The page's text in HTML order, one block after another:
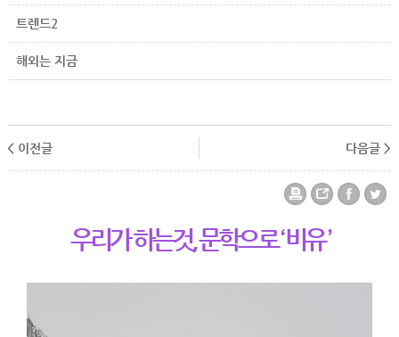
트렌드2
해외는 지금
< 이전글 다음글 >
우리가 하는것, 문학으로 ‘ 비유 ’